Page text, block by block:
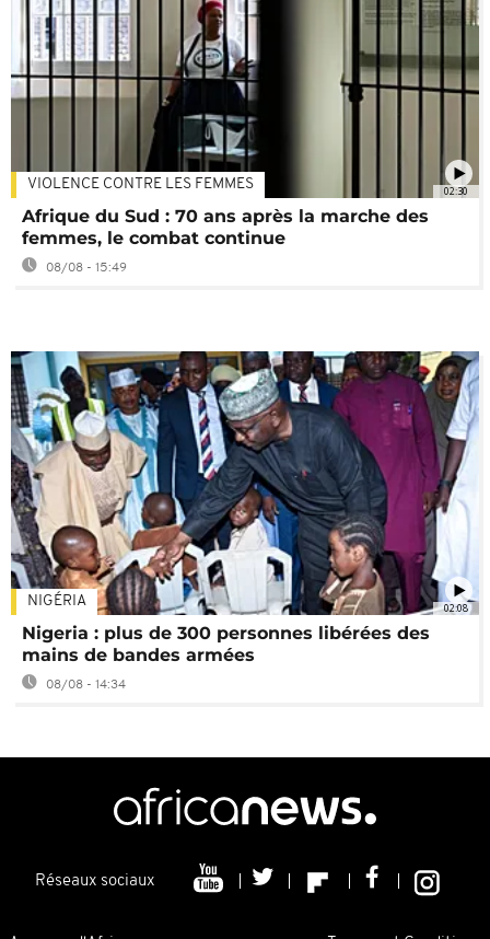
02:30
VIOLENCE CONTRE LES FEMMES
Afrique du Sud : 70 ans après la marche des
femmes, le combat continue
08/08 - 15:49
02:08
NIGÉRIA
Nigeria : plus de 300 personnes libérées des
mains de bandes armées
08/08 - 14:34
Réseaux sociaux